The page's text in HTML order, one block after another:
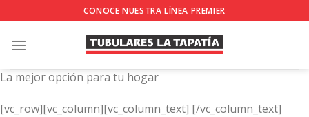
to
content
CONOCE NUESTRA LÍNEA PREMIER
La mejor opción para tu hogar
[vc_row][vc_column][vc_column_text] [/vc_column_text]